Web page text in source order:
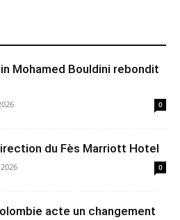
Mohamed Bouldini rebondit
0
du Fès Marriott Hotel
0
acte un changement